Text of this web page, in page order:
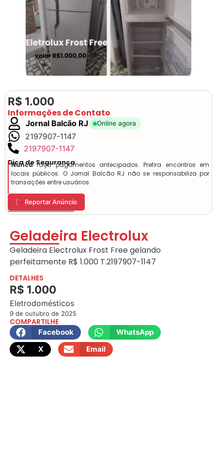
R$ 1.000
Informações de Contato
Jornal Balcão RJ Online agora
2197907-1147
2197907-1147
Dica de Segurança
Nuncafaça pagamentos antecipados. Prefira encontros em
locais públicos. O Jornal Balcão RJ não se responsabiliza por
transações entre usuários.
🚩 Reportar Anúncio
Geladeira Electrolux
Geladeira Electrolux Frost Free gelando
perfeitamente R$ 1.000 T.2197907-1147
DETALHES
R$ 1.000
Eletrodomésticos
9 de outubro de 2025
COMPARTILHE
Facebook
WhatsApp
X
Email